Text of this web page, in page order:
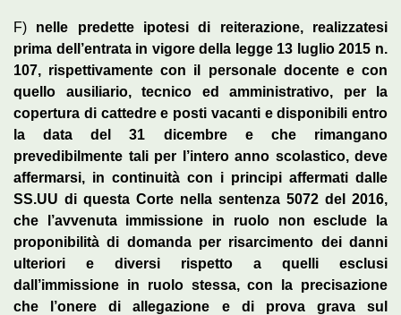
F) nelle predette ipotesi di reiterazione, realizzatesi
prima dell’entrata in vigore della legge 13 luglio 2015 n.
107, rispettivamente con il personale docente e con
quello ausiliario, tecnico ed amministrativo, per la
copertura di cattedre e posti vacanti e disponibili entro
la data del 31 dicembre e che rimangano
prevedibilmente tali per l’intero anno scolastico, deve
affermarsi, in continuità con i principi affermati dalle
SS.UU di questa Corte nella sentenza 5072 del 2016,
che l’avvenuta immissione in ruolo non esclude la
proponibilità di domanda per risarcimento dei danni
ulteriori e diversi rispetto a quelli esclusi
dall’immissione in ruolo stessa, con la precisazione
che l’onere di allegazione e di prova grava sul